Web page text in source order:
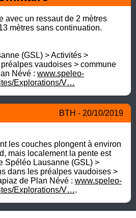
avec un ressaut de 2 mètres
mètres sans continuation.
(GSL) > Activités >
vaudoises > commune
Névé : www.speleo-
Explorations/V…
BTH - 20/10/2019
les couches plongent à environ
mais localement la pente est
Spéléo Lausanne (GSL) >
dans les préalpes vaudoises >
de Plan Névé : www.speleo-
Explorations/V….